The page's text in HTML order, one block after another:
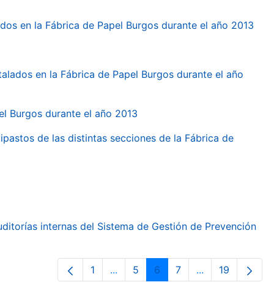
en la Fábrica de Papel Burgos durante el año 2013
en la Fábrica de Papel Burgos durante el año
Burgos durante el año 2013
de las distintas secciones de la Fábrica de
internas del Sistema de Gestión de Prevención
Página
1 ...Páginas intermedias Use TAB
Página
5 Página
6 Página
7 ...PáginasPágina
19